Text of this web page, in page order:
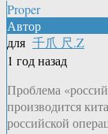
Proper
Автор
для 千爪 尺.Z
1 год назад
Проблема
производится
российской